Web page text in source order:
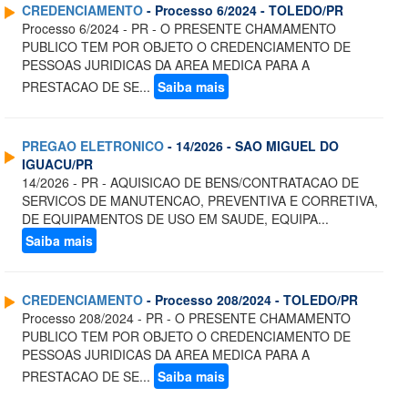
CREDENCIAMENTO - Processo 6/2024 - TOLEDO/PR
Processo 6/2024 - PR - O PRESENTE CHAMAMENTO
PUBLICO TEM POR OBJETO O CREDENCIAMENTO DE
PESSOAS JURIDICAS DA AREA MEDICA PARA A
PRESTACAO DE SE... Saiba mais
PREGAO ELETRONICO - 14/2026 - SAO MIGUEL DO
IGUACU/PR
14/2026 - PR - AQUISICAO DE BENS/CONTRATACAO DE
SERVICOS DE MANUTENCAO, PREVENTIVA E CORRETIVA,
DE EQUIPAMENTOS DE USO EM SAUDE, EQUIPA...
Saiba mais
CREDENCIAMENTO - Processo 208/2024 - TOLEDO/PR
Processo 208/2024 - PR - O PRESENTE CHAMAMENTO
PUBLICO TEM POR OBJETO O CREDENCIAMENTO DE
PESSOAS JURIDICAS DA AREA MEDICA PARA A
PRESTACAO DE SE... Saiba mais